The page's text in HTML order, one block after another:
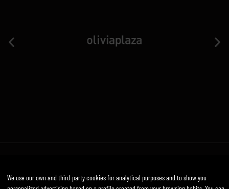
Developed by mirai
We use our own and third-party cookies for analytical purposes and to show you